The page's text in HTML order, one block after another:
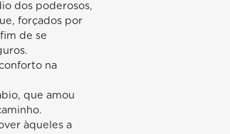
dos poderosos,
forçados por
de se
na
que amou
àqueles a